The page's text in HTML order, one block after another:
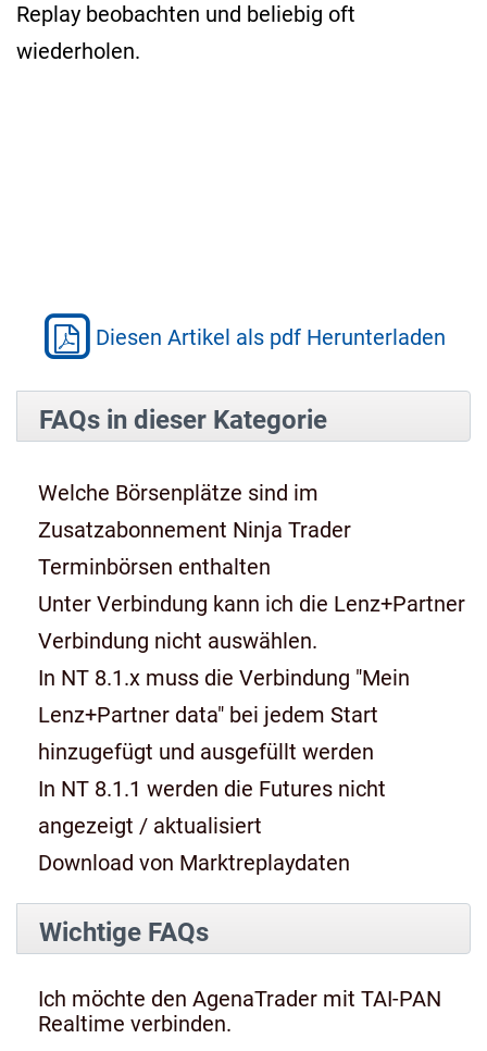
Replay beobachten und beliebig oft
wiederholen.
Diesen Artikel als pdf Herunterladen
FAQs in dieser Kategorie
Welche Börsenplätze sind im
Zusatzabonnement Ninja Trader
Terminbörsen enthalten
Unter Verbindung kann ich die Lenz+Partner
Verbindung nicht auswählen.
In NT 8.1.x muss die Verbindung "Mein
Lenz+Partner data" bei jedem Start
hinzugefügt und ausgefüllt werden
In NT 8.1.1 werden die Futures nicht
angezeigt / aktualisiert
Download von Marktreplaydaten
Wichtige FAQs
Ich möchte den AgenaTrader mit TAI-PAN
Realtime verbinden.